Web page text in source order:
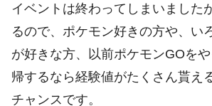
イベントは終わってしまいました
るので、ポケモン好きの方や、い
が好きな方、以前ポケモンGOを
帰するなら経験値がたくさん貰え
チャンスです。